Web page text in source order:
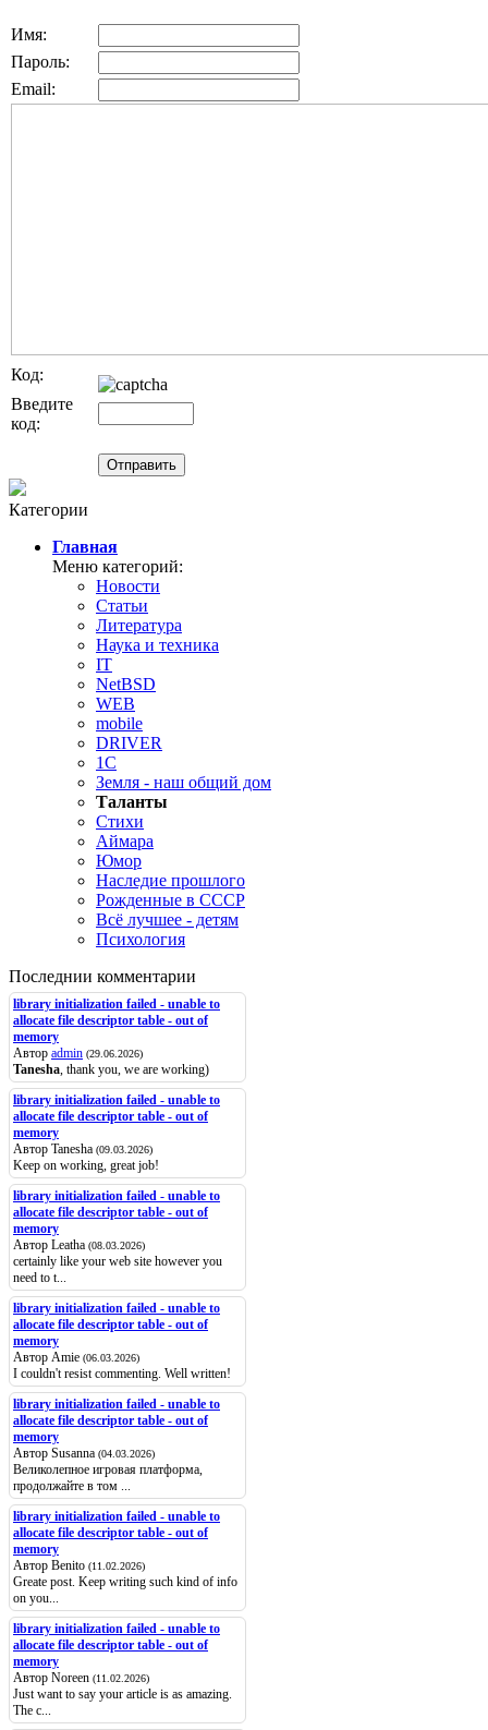
Имя:
Пароль:
Email:
Код:
Введите
код:
Категории
Главная
Меню категорий:
Новости
Статьи
Литература
Наука и техника
IT
NetBSD
WEB
mobile
DRIVER
1C
Земля - наш общий дом
Таланты
Стихи
Аймара
Юмор
Наследие прошлого
Рожденные в СССР
Всё лучшее - детям
Психология
Последнии комментарии
library initialization failed - unable to
allocate file descriptor table - out of
memory
Автор admin (29.06.2026)
Tanesha, thank you, we are working)
library initialization failed - unable to
allocate file descriptor table - out of
memory
Автор Tanesha (09.03.2026)
Keep on working, great job!
library initialization failed - unable to
allocate file descriptor table - out of
memory
Автор Leatha (08.03.2026)
certainly like your web site however you
need to t...
library initialization failed - unable to
allocate file descriptor table - out of
memory
Автор Amie (06.03.2026)
I couldn't resist commenting. Well written!
library initialization failed - unable to
allocate file descriptor table - out of
memory
Автор Susanna (04.03.2026)
Великолепное игровая платформа,
продолжайте в том ...
library initialization failed - unable to
allocate file descriptor table - out of
memory
Автор Benito (11.02.2026)
Greate post. Keep writing such kind of info
on you...
library initialization failed - unable to
allocate file descriptor table - out of
memory
Автор Noreen (11.02.2026)
Just want to say your article is as amazing.
The c...